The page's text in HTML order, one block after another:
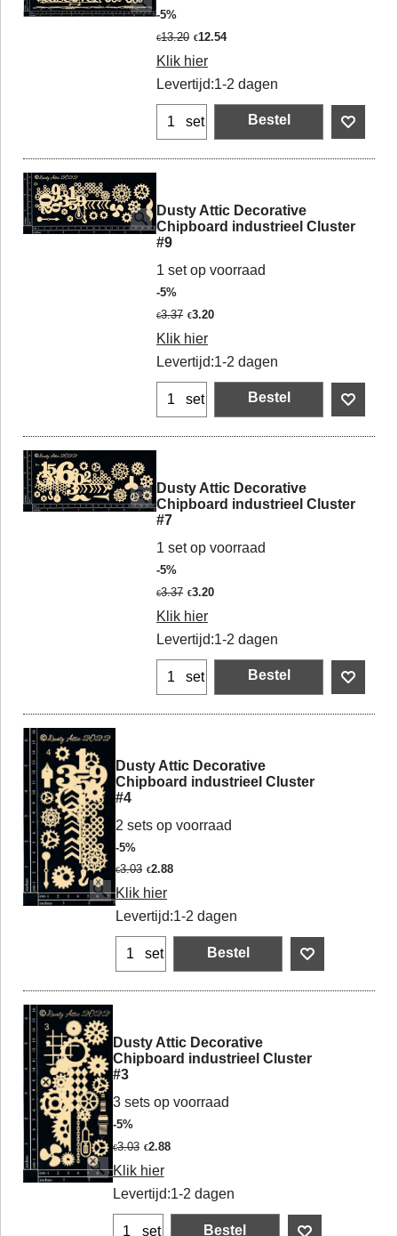
-5%
€13.20 €12.54
Klik hier
Levertijd:1-2 dagen
set Bestel
Dusty Attic Decorative
Chipboard industrieel Cluster
#9
1 set op voorraad
-5%
€3.37 €3.20
Klik hier
Levertijd:1-2 dagen
set Bestel
Dusty Attic Decorative
Chipboard industrieel Cluster
#7
1 set op voorraad
-5%
€3.37 €3.20
Klik hier
Levertijd:1-2 dagen
set Bestel
Dusty Attic Decorative
Chipboard industrieel Cluster
#4
2 sets op voorraad
-5%
€3.03 €2.88
Klik hier
Levertijd:1-2 dagen
set Bestel
Dusty Attic Decorative
Chipboard industrieel Cluster
#3
3 sets op voorraad
-5%
€3.03 €2.88
Klik hier
Levertijd:1-2 dagen
set Bestel